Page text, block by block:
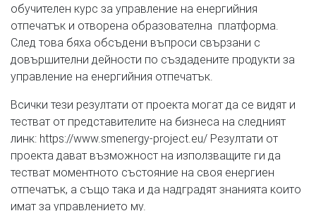
обучителен курс за управление на енергийния
отпечатък и отворена образователна платформа.
След това бяха обсъдени въпроси свързани с
довършителни дейности по създадените продукти за
управление на енергийния отпечатък.
Всички тези резултати от проекта могат да се видят и
тестват от представителите на бизнеса на следният
линк: https://www.smenergy-project.eu/ Резултати от
проекта дават възможност на използващите ги да
тестват моментното състояние на своя енергиен
отпечатък, а също така и да надградят знанията които
имат за управлението му.